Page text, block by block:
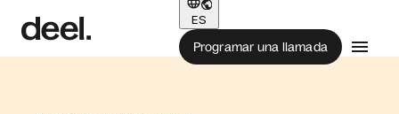
ES
Programar una llamada